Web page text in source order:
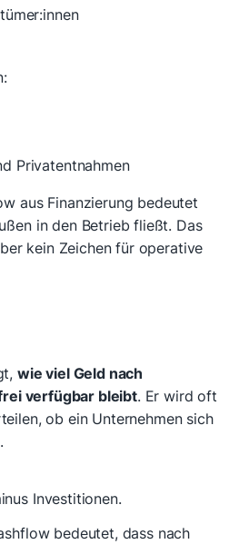
Privatentnahmen
aus Finanzierung bedeutet
in den Betrieb fließt. Das
kein Zeichen für operative
wie viel Geld nach
verfügbar bleibt. Er wird oft
ob ein Unternehmen sich
Investitionen.
bedeutet, dass nach